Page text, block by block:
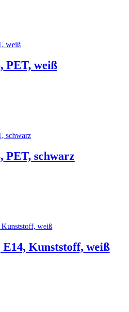
PET, weiß
PET, schwarz
E14, Kunststoff, weiß